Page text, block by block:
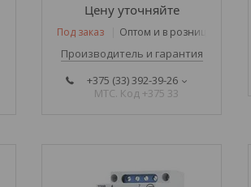
Цену уточняйте
Под заказ Оптом и в розницу
Производитель и гарантия
+375 (33) 392-39-26
МТС. Код +375 33